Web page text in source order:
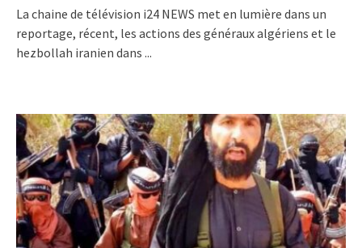
La chaine de télévision i24 NEWS met en lumière dans un
reportage, récent, les actions des généraux algériens et le
hezbollah iranien dans ...